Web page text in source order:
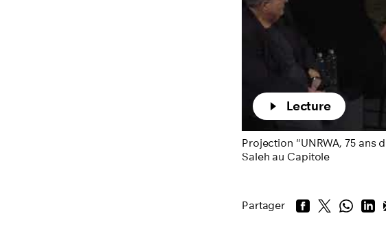
Lecture
Projection "UNRWA, 75 ans
Saleh au Capitole
Partager